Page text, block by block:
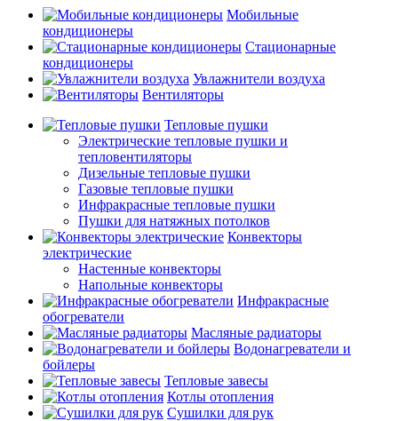
Мобильные
кондиционеры
Стационарные
кондиционеры
Увлажнители воздуха
Вентиляторы
Тепловые пушки
Электрические тепловые пушки и
тепловентиляторы
Дизельные тепловые пушки
Газовые тепловые пушки
Инфракрасные тепловые пушки
Пушки для натяжных потолков
Конвекторы
электрические
Настенные конвекторы
Напольные конвекторы
Инфракрасные
обогреватели
Масляные радиаторы
Водонагреватели и
бойлеры
Тепловые завесы
Котлы отопления
Сушилки для рук